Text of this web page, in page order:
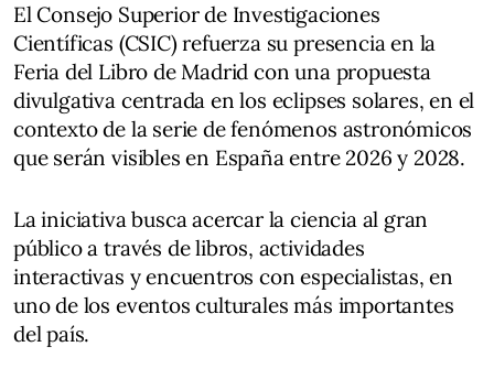
El Consejo Superior de Investigaciones
Científicas (CSIC) refuerza su presencia en la
Feria del Libro de Madrid con una propuesta
divulgativa centrada en los eclipses solares, en el
contexto de la serie de fenómenos astronómicos
que serán visibles en España entre 2026 y 2028.
La iniciativa busca acercar la ciencia al gran
público a través de libros, actividades
interactivas y encuentros con especialistas, en
uno de los eventos culturales más importantes
del país.